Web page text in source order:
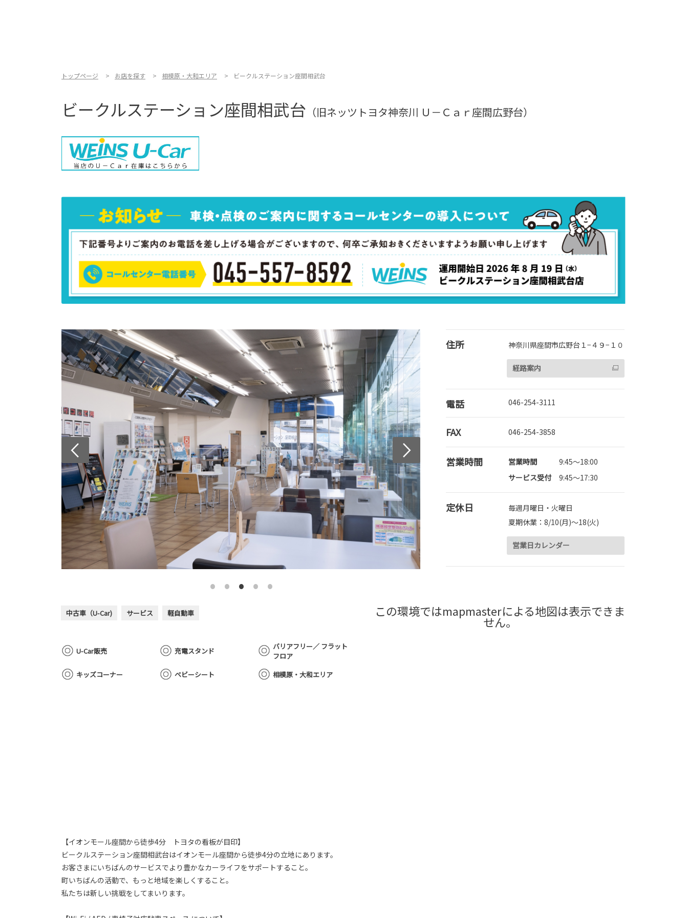
トップページ お店を探す 相模原・大和エリア ビークルステーション座間相武台
ビークルステーション座間相武台 （旧ネッツトヨタ神奈川 Ｕ－Ｃａｒ座間広野台）
住所 神奈川県座間市広野台１−４９−１０
経路案内
電話 046-254-3111
FAX 046-254-3858
営業時間 営業時間
9:45～18:00
サービス受付
9:45～17:30
定休日
毎週月曜日・火曜日
夏期休業：8/10(月)～18(火)
営業日カレンダー
中古車（U-Car) サービス 軽自動車
U-Car販売 充電スタンド
バリアフリー／ フラット
フロア
キッズコーナー
ベビーシート 相模原・大和エリア
この環境ではmapmasterによる地図は表示できま
せん。
【イオンモール座間から徒歩4分 トヨタの看板が目印】
ビークルステーション座間相武台はイオンモール座間から徒歩4分の立地にあります。
お客さまにいちばんのサービスでより豊かなカーライフをサポートすること。
町いちばんの活動で、もっと地域を楽しくすること。
私たちは新しい挑戦をしてまいります。